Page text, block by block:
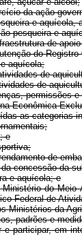
da ação
e aquícola,
pesqueira e
de
do
aquícola;
de
de
permissões
Econômica
as categorias
e
de
concessão da
e aquícola; e
do
Federal de
Ministérios da
padrões e
participar, em